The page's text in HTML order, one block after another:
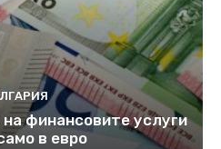
финансовите услуги
в евро